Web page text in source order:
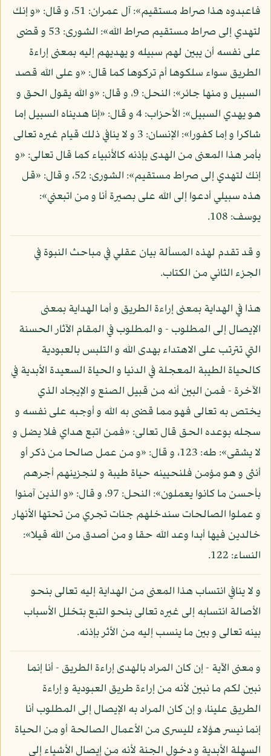
فاعبدوه هذا صراط مستقيم»: آل عمران: 51، و قال: «و إنك
لتهدي إلى صراط مستقيم صراط الله»: الشورى: 53 و قضى
على نفسه أن يبين لهم سبيله و يهديهم إليه بمعنى إراءة
الطريق سواء سلكوها أم تركوها كما قال: «و على الله قصد
السبيل و منها جائر»: النحل: 9، و قال: «و الله يقول الحق و
هو يهدي السبيل»: الأحزاب: 4 و قال: «إنا هديناه السبيل إما
شاكرا و إما كفورا»: الإنسان: 3 و لا ينافي ذلك قيام غيره تعالى
بأمر هذا المعنى من الهدى بإذنه كالأنبياء كما قال تعالى: «و
إنك لتهدي إلى صراط مستقيم»: الشورى: 52، و قال: «قل
هذه سبيلي أدعوا إلى الله على بصيرة أنا و من اتبعني»:
يوسف: 108.
و قد تقدم لهذه المسألة بيان عقلي في مباحث النبوة في
الجزء الثاني من الكتاب.
هذا في الهداية بمعنى إراءة الطريق و أما الهداية بمعنى
الإيصال إلى المطلوب - و المطلوب في المقام الآثار الحسنة
التي تترتب على الاهتداء بهدى الله و التلبس بالعبودية
كالحياة الطيبة المعجلة في الدنيا و الحياة السعيدة الأبدية في
الآخرة - فمن البين أنه من قبيل الصنع و الإيجاد الذي
يختص به تعالى فهو مما قضى به الله و أوجبه على نفسه و
سجله بوعده الحق قال تعالى: «فمن اتبع هداي فلا يضل و
لا يشقى»: طه: 123، و قال: «و من عمل صالحا من ذكر أو
أنثى و هو مؤمن فلنحيينه حياة طيبة و لنجزينهم أجرهم
بأحسن ما كانوا يعملون»: النحل: 97، و قال: «و الذين آمنوا
و عملوا الصالحات سندخلهم جنات تجري من تحتها الأنهار
خالدين فيها أبدا وعد الله حقا و من أصدق من الله قيلا»:
النساء: 122.
و لا ينافي انتساب هذا المعنى من الهداية إليه تعالى بنحو
الأصالة انتسابه إلى غيره تعالى بنحو التبع بتخلل الأسباب
بينه تعالى و بين ما ينسب إليه من الأثر بإذنه.
و معنى الآية - إن كان المراد بالهدى إراءة الطريق - أنا إنما
نبين لكم ما نبين لأنه من إراءة طريق العبودية و إراءة
الطريق علينا، و إن كان المراد به الإيصال إلى المطلوب أنا
إنما نيسر هؤلاء لليسرى من الأعمال الصالحة أو من الحياة
السهلة الأبدية و دخول الجنة لأنه من إيصال الأشياء إلى